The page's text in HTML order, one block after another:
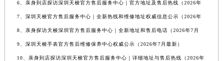
6、亲身到店探访深圳天梭官方售后服务中心｜官方地址及售后热线（2026年
7、深圳天梭官方售后服务中心｜全新热线和维修地址权威信息公示（2026年
8、亲身探访天梭深圳官方售后服务中心｜全新地址和售后电话（2026年7月
9、深圳天梭手表官方售后维修保养中心权威公示（2026年7月最新）
10、亲身到店探访深圳天梭官方售后服务中心｜详细地址与售后热线（2026年